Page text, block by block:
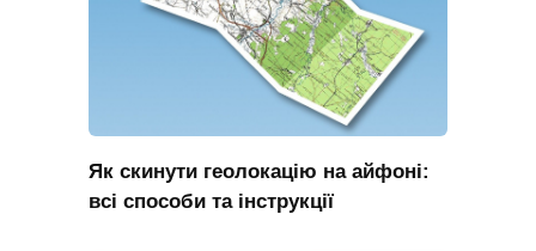
Як скинути геолокацію на айфоні:
всі способи та інструкції